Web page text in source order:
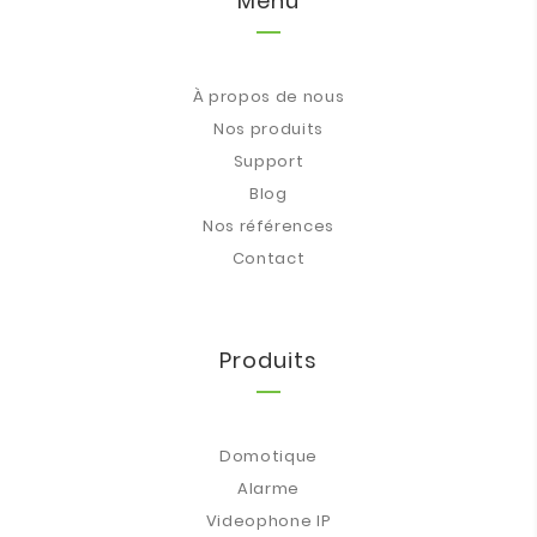
À propos de nous
Nos produits
Support
Blog
Nos références
Contact
Produits
Domotique
Alarme
Videophone IP